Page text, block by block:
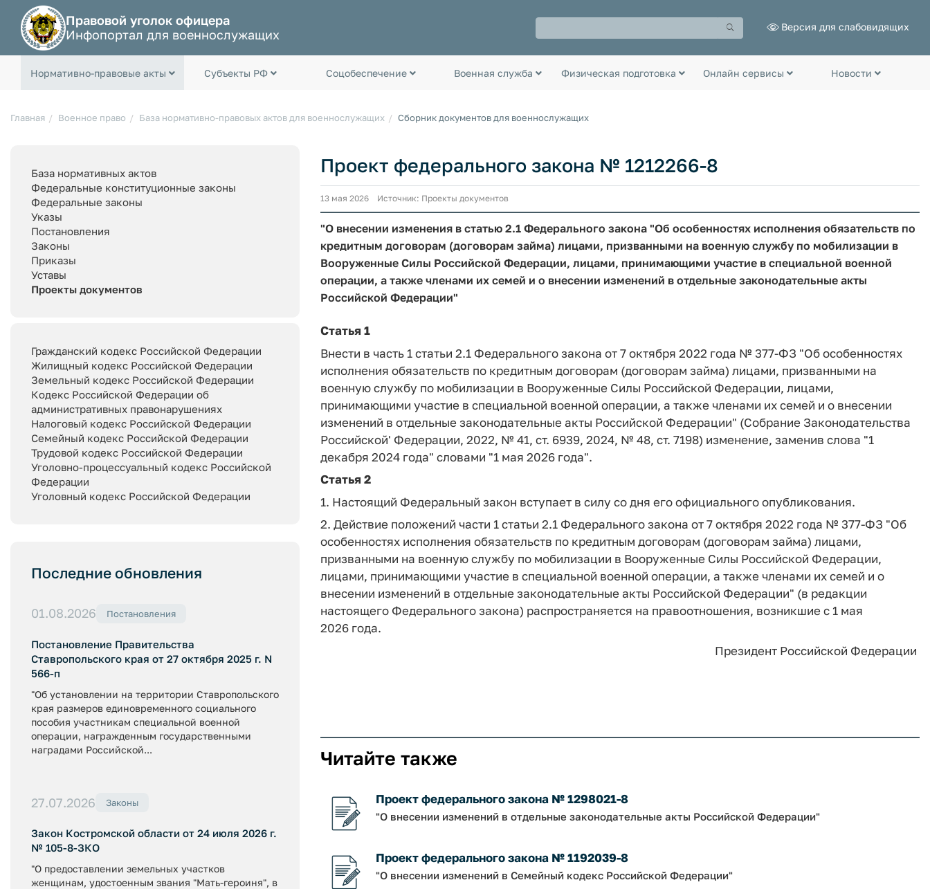
Правовой уголок офицера
Инфопортал для военнослужащих
Версия для слабовидящих
Нормативно-правовые акты Субъекты РФ Соцобеспечение Военная служба Физическая подготовка Онлайн сервисы Новости
Главная Военное право База нормативно-правовых актов для военнослужащих Сборник документов для военнослужащих
База нормативных актов
Федеральные конституционные законы
Федеральные законы
Указы
Постановления
Законы
Приказы
Уставы
Проекты документов
Гражданский кодекс Российской Федерации
Жилищный кодекс Российской Федерации
Земельный кодекс Российской Федерации
Кодекс Российской Федерации об
административных правонарушениях
Налоговый кодекс Российской Федерации
Семейный кодекс Российской Федерации
Трудовой кодекс Российской Федерации
Уголовно-процессуальный кодекс Российской
Федерации
Уголовный кодекс Российской Федерации
Последние обновления
01.08.2026 Постановления
Постановление Правительства
Ставропольского края от 27 октября 2025 г. N
566-п
"Об установлении на территории Ставропольского
края размеров единовременного социального
пособия участникам специальной военной
операции, награжденным государственными
наградами Российской...
27.07.2026 Законы
Закон Костромской области от 24 июля 2026 г.
№ 105-8-ЗКО
"О предоставлении земельных участков
женщинам, удостоенным звания "Мать-героиня", в
Проект федерального закона № 1212266-8
13 мая 2026 Источник: Проекты документов
"О внесении изменения в статью 2.1 Федерального закона "Об особенностях исполнения обязательств по
кредитным договорам (договорам займа) лицами, призванными на военную службу по мобилизации в
Вооруженные Силы Российской Федерации, лицами, принимающими участие в специальной военной
операции, а также членами их семей и о внесении изменений в отдельные законодательные акты
Российской Федерации"
Статья 1
Внести в часть 1 статьи 2.1 Федерального закона от 7 октября 2022 года № 377-ФЗ "Об особенностях
исполнения обязательств по кредитным договорам (договорам займа) лицами, призванными на
военную службу по мобилизации в Вооруженные Силы Российской Федерации, лицами,
принимающими участие в специальной военной операции, а также членами их семей и о внесении
изменений в отдельные законодательные акты Российской Федерации" (Собрание Законодательства
Российской' Федерации, 2022, № 41, ст. 6939, 2024, № 48, ст. 7198) изменение, заменив слова "1
декабря 2024 года" словами "1 мая 2026 года".
Статья 2
1. Настоящий Федеральный закон вступает в силу со дня его официального опубликования.
2. Действие положений части 1 статьи 2.1 Федерального закона от 7 октября 2022 года № 377-ФЗ "Об
особенностях исполнения обязательств по кредитным договорам (договорам займа) лицами,
призванными на военную службу по мобилизации в Вооруженные Силы Российской Федерации,
лицами, принимающими участие в специальной военной операции, а также членами их семей и о
внесении изменений в отдельные законодательные акты Российской Федерации" (в редакции
настоящего Федерального закона) распространяется на правоотношения, возникшие с 1 мая
2026 года.
Президент Российской Федерации
Читайте также
Проект федерального закона № 1298021-8
"О внесении изменений в отдельные законодательные акты Российской Федерации"
Проект федерального закона № 1192039-8
"О внесении изменений в Семейный кодекс Российской Федерации"